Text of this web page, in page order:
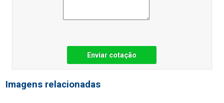
Enviar cotação
Imagens relacionadas